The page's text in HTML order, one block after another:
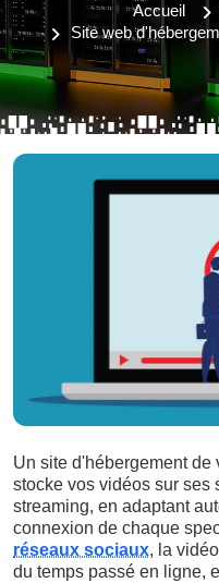
Accueil
Site web
Un site d'hébergement de
stocke vos vidéos sur ses
streaming, en adaptant
connexion de chaque
réseaux sociaux, la
du temps passé en ligne,